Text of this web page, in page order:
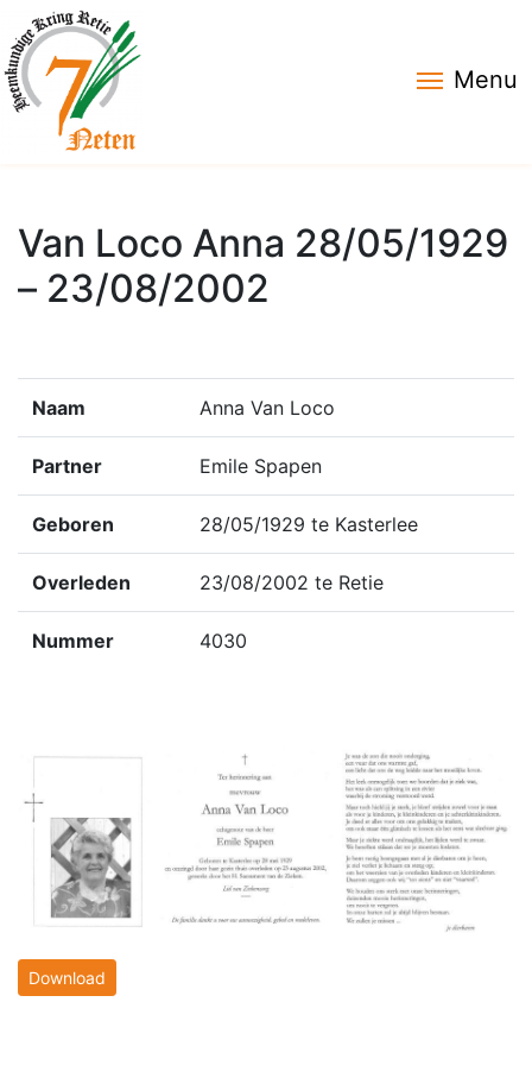
Menu
Van Loco Anna 28/05/1929
– 23/08/2002
Naam Anna Van Loco
Partner Emile Spapen
Geboren 28/05/1929 te Kasterlee
Overleden 23/08/2002 te Retie
Nummer 4030
Download